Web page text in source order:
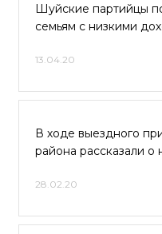
Шуйские партийцы
семьям с низкими
13.04.20
В ходе выездного
района рассказали
28.02.20